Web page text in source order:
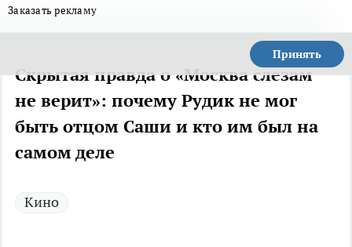
Заказать рекламу
Принять
Скрытая правда о «Москва слезам
не верит»: почему Рудик не мог
быть отцом Саши и кто им был на
самом деле
Кино